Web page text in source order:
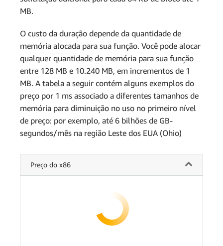
MB.
O custo da duração depende da quantidade de
memória alocada para sua função. Você pode alocar
qualquer quantidade de memória para sua função
entre 128 MB e 10.240 MB, em incrementos de 1
MB. A tabela a seguir contém alguns exemplos do
preço por 1 ms associado a diferentes tamanhos de
memória para diminuição no uso no primeiro nível
de preço: por exemplo, até 6 bilhões de GB-
segundos/mês na região Leste dos EUA (Ohio)
Preço do x86